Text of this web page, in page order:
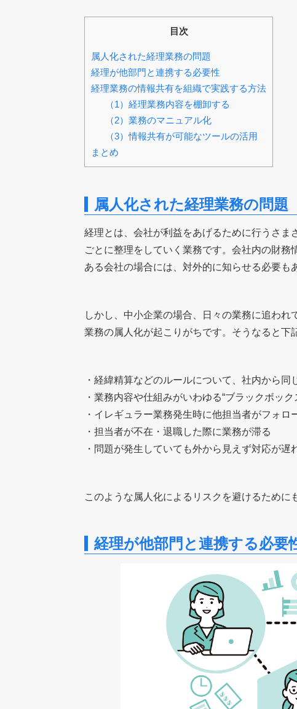
目次
属人化された経理業務の問題
経理が他部門と連携する必要性
経理業務の情報共有を組織で実践する方法
（1）経理業務内容を棚卸する
（2）業務のマニュアル化
（3）情報共有が可能なツールの活用
まとめ
属人化された経理業務の問題
経理とは、会社が利益をあげるために行うさ
ごとに整理をしていく業務です。会社内の財
ある会社の場合には、対外的に知らせる必要も
しかし、中小企業の場合、日々の業務に追われ
業務の属人化が起こりがちです。そうなると下
・経緯精算などのルールについて、社内から
・業務内容や仕組みがいわゆる“ブラックボッ
・イレギュラー業務発生時に他担当者がフォ
・担当者が不在・退職した際に業務が滞る
・問題が発生していても外から見えず対応が遅
このような属人化によるリスクを避けるために
経理が他部門と連携する必要